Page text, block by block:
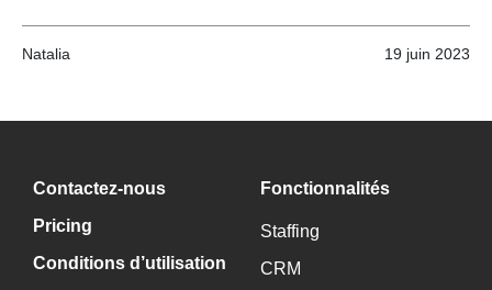
Natalia 19 juin 2023
Contactez-nous
Pricing
Conditions d’utilisation
Fonctionnalités
Staffing
CRM